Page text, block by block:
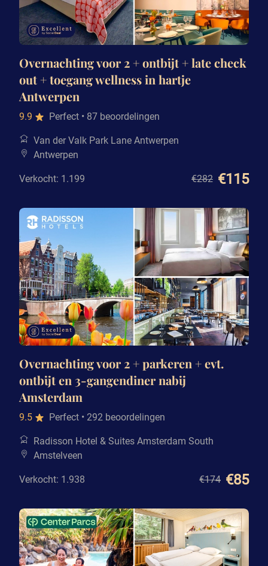
Overnachting voor 2 + ontbijt + late check
out + toegang wellness in hartje
Antwerpen
9.9 Perfect • 87 beoordelingen
Van der Valk Park Lane Antwerpen
Antwerpen
Verkocht: 1.199 €282 €115
Overnachting voor 2 + parkeren + evt.
ontbijt en 3-gangendiner nabij
Amsterdam
9.5 Perfect • 292 beoordelingen
Radisson Hotel & Suites Amsterdam South
Amstelveen
Verkocht: 1.938 €174 €85